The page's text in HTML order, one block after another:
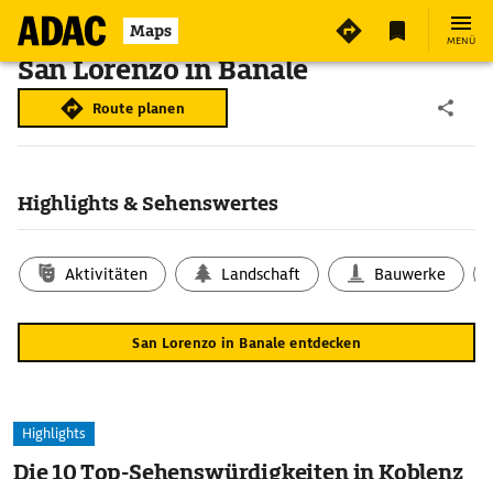
Maps MENÜ
San Lorenzo in Banale
Route planen
Highlights & Sehenswertes
Aktivitäten Landschaft Bauwerke
San Lorenzo in Banale entdecken
Highlights
Die 10 Top-Sehenswürdigkeiten in Koblenz